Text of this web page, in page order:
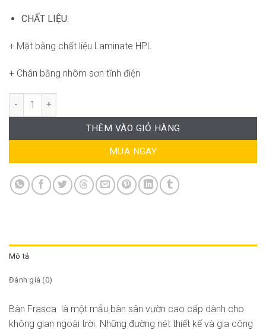
CHẤT LIỆU:
+ Mặt bằng chất liệu Laminate HPL
+ Chân bằng nhôm sơn tĩnh điện
Bàn Frasca ND-WT050 số lượng
THÊM VÀO GIỎ HÀNG
MUA NGAY
Mô tả
Đánh giá (0)
Bàn Frasca là một mẫu bàn sân vườn cao cấp dành cho
không gian ngoài trời. Những đường nét thiết kế và gia công